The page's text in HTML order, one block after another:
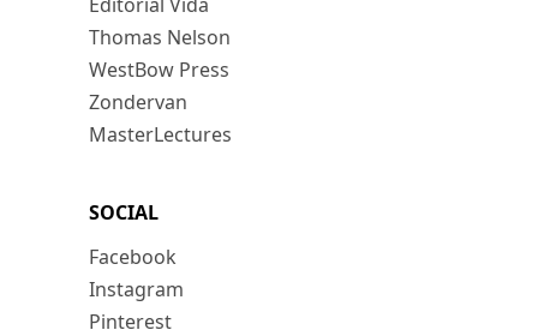
Thomas Nelson
WestBow Press
Zondervan
MasterLectures
SOCIAL
Facebook
Instagram
Pinterest